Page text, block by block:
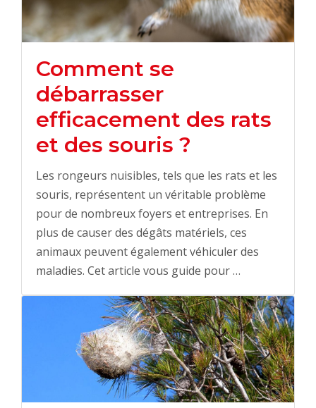
Comment se
débarrasser
efficacement des rats
et des souris ?
Les rongeurs nuisibles, tels que les rats et les
souris, représentent un véritable problème
pour de nombreux foyers et entreprises. En
plus de causer des dégâts matériels, ces
animaux peuvent également véhiculer des
maladies. Cet article vous guide pour …